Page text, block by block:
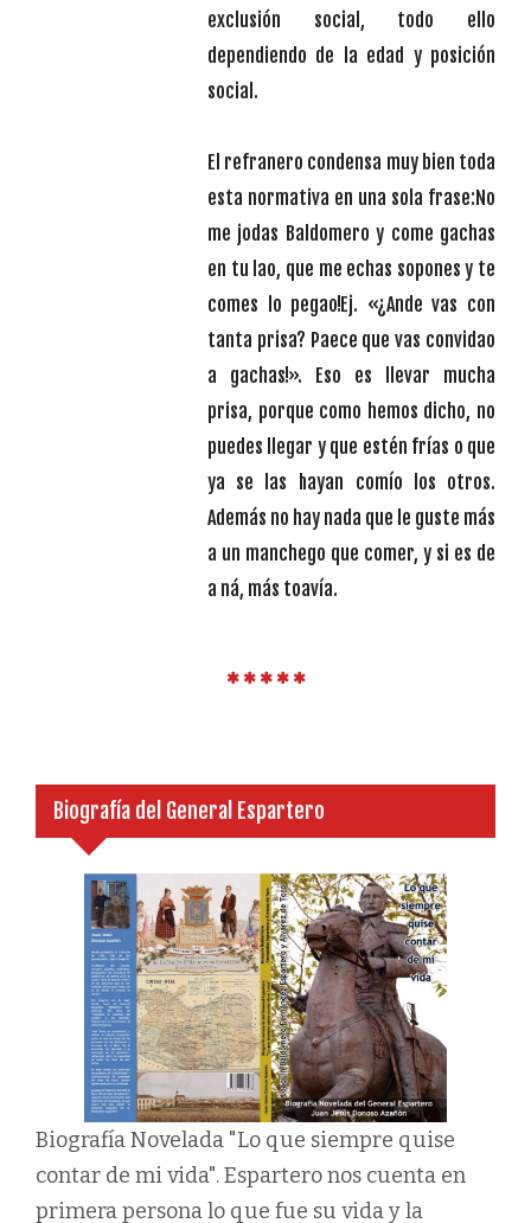
exclusión social, todo ello
dependiendo de la edad y posición
social.
El refranero condensa muy bien toda
esta normativa en una sola frase:No
me jodas Baldomero y come gachas
en tu lao, que me echas sopones y te
comes lo pegao!Ej. «¿Ande vas con
tanta prisa? Paece que vas convidao
a gachas!». Eso es llevar mucha
prisa, porque como hemos dicho, no
puedes llegar y que estén frías o que
ya se las hayan comío los otros.
Además no hay nada que le guste más
a un manchego que comer, y si es de
a ná, más toavía.
Biografía del General Espartero
Biografía Novelada "Lo que siempre quise
contar de mi vida". Espartero nos cuenta en
primera persona lo que fue su vida y la